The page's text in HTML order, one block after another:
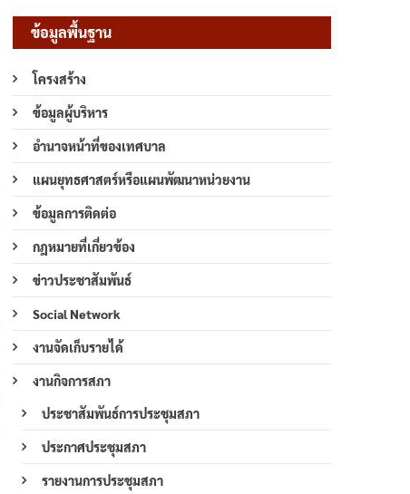
ข้อมูลพื้นฐาน
โครงสร้าง
ข้อมูลผู้บริหาร
อำนาจหน้าที่ของเทศบาล
แผนยุทธศาสตร์หรือแผนพัฒนาหน่วยงาน
ข้อมูลการติดต่อ
กฎหมายที่เกี่ยวข้อง
ข่าวประชาสัมพันธ์
Social Network
งานจัดเก็บรายได้
งานกิจการสภา
ประชาสัมพันธ์การประชุมสภา
ประกาศประชุมสภา
รายงานการประชุมสภา